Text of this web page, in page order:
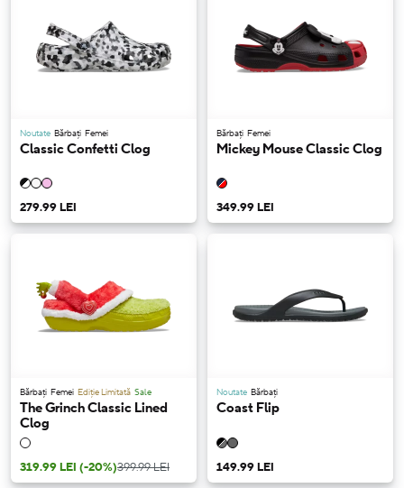
Noutate Bărbați Femei
Classic Confetti Clog
279.99 LEI
Bărbați Femei
Mickey Mouse Classic Clog
349.99 LEI
Bărbați Femei Ediție Limitată Sale
The Grinch Classic Lined
Clog
319.99 LEI (-20%)399.99 LEI
Noutate Bărbați
Coast Flip
149.99 LEI